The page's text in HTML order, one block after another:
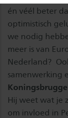
én véél beter
optimistisch
we nodig
meer is van
Nederland?
samenwerking
Koningsbrugge
Hij weet wat je
om invloed in